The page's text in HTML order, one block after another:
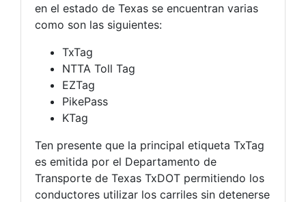
en el estado de Texas se encuentran varias
como son las siguientes:
TxTag
NTTA Toll Tag
EZTag
PikePass
KTag
Ten presente que la principal etiqueta TxTag
es emitida por el Departamento de
Transporte de Texas TxDOT permitiendo los
conductores utilizar los carriles sin detenerse